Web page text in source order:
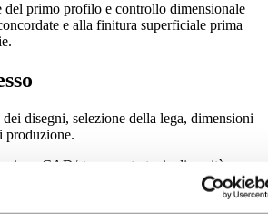
del primo profilo e controllo dimensionale
e alla finitura superficiale prima
disegni, selezione della lega, dimensioni
produzione.
CAD/stampo, strategia di cavità,
di produttività.
del flusso e della temperatura per il pre-